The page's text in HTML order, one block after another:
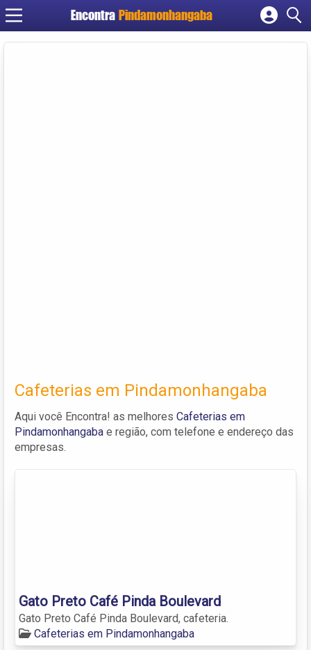
Encontra Pindamonhangaba
Cadastrar empresa
Cafeterias em Pindamonhangaba
Aqui você Encontra! as melhores Cafeterias em
Pindamonhangaba e região, com telefone e endereço das
empresas.
Gato Preto Café Pinda Boulevard
Gato Preto Café Pinda Boulevard, cafeteria.
Cafeterias em Pindamonhangaba